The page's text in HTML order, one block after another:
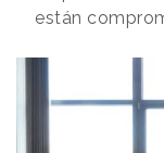
están